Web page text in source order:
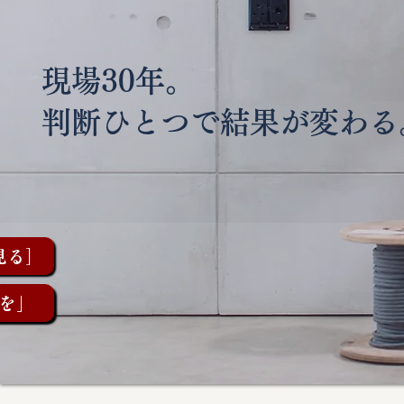
現場30年。
判断ひとつで結果が変わ
］
」